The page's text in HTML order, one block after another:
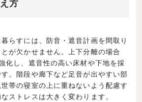
方
らすには、防音・遮音計画を間取り
が欠かせません。上下分離の場合
化し、遮音性の高い床材や下地を採
。階段や廊下など足音が出やすい部
帯の寝室の上に重ねないよう配慮す
ストレスは大きく変わります。